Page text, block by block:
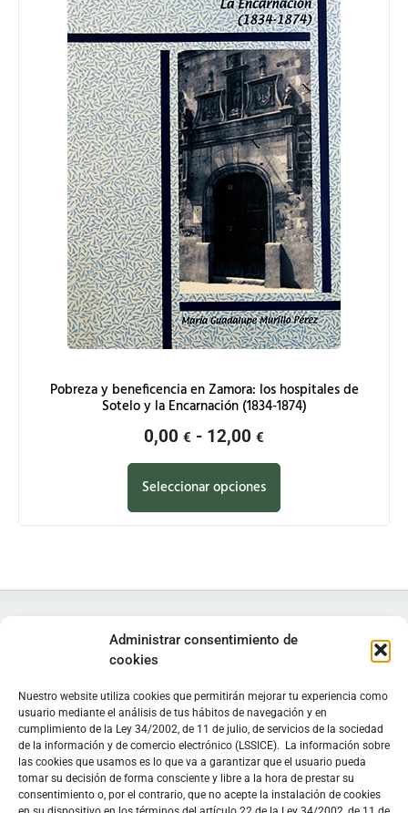
Administrar consentimiento de
cookies
Nuestro website utiliza cookies que permitirán mejorar tu experiencia como
usuario mediante el análisis de tus hábitos de navegación y en
cumplimiento de la Ley 34/2002, de 11 de julio, de servicios de la sociedad
de la información y de comercio electrónico (LSSICE). La información sobre
las cookies que usamos es lo que va a garantizar que el usuario pueda
tomar su decisión de forma consciente y libre a la hora de prestar su
consentimiento o, por el contrario, que no acepte la instalación de cookies
Pobreza y beneficencia en Zamora: los hospitales de
Sotelo y la Encarnación (1834-1874)
0,00 € - 12,00 €
Seleccionar opciones
Instituto de Estudios Zamoranos "Florián de Ocampo", IEZFO
Diputación de Zamora - Colegio Universitario de Zamora
Lunes a viernes: 9:30 h - 13:30 h. Lunes y miércoles: 16:30 h -
19:30 h
Sedeen C/ Doctor Carracido, Bibliotecaen Colegio Universitario